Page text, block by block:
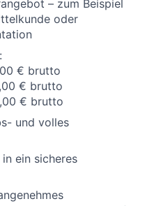
– zum Beispiel
oder
€ brutto
€ brutto
€ brutto
und volles
ein sicheres